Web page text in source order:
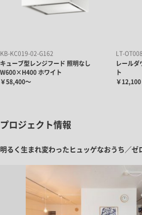
KB-KC019-02-G162
キューブ型レンジフード 照明なし
W600×H400 ホワイト
￥58,400～
LT-
レール
ト
￥12,100
プロジェクト情報
明るく生まれ変わったヒュッゲなおうち／ゼ